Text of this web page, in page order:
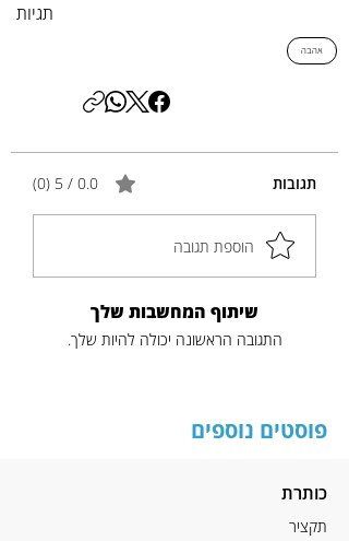
תגיות
אהבה
תגובות 0.0 / 5 ‏(0)
הוספת תגובה
שיתוף המחשבות שלך
התגובה הראשונה יכולה להיות שלך.
פוסטים נוספים
כותרת
תקציר